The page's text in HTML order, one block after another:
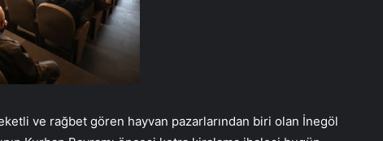
ve rağbet gören hayvan pazarlarından biri olan İnegöl